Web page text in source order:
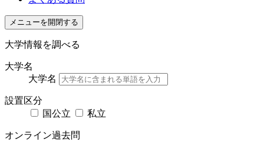
メニューを開閉する
大学情報を調べる
大学名
大学名
設置区分
国公立
私立
オンライン過去問